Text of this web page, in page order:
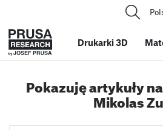
Drukarki 3D
Pokazuję artykuły
Mikolas